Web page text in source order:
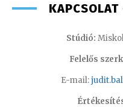
Stúdió:
Felelős
E-mail: